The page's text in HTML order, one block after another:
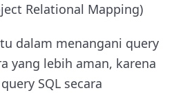
Relational Mapping)
dalam menangani query
yang lebih aman, karena
SQL secara